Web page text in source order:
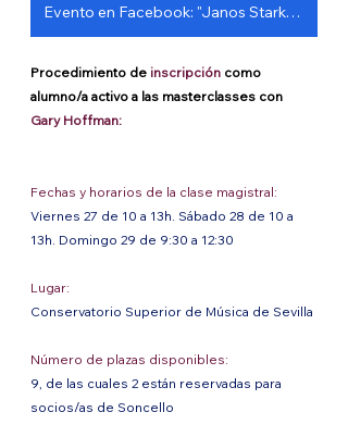
Evento en Facebook: "Janos Starker Centenario Sevilla"
Procedimiento de inscripción como
alumno/a activo a las masterclasses con
Gary Hoffman:
Fechas y horarios de la clase magistral:
Viernes 27 de 10 a 13h. Sábado 28 de 10 a
13h. Domingo 29 de 9:30 a 12:30
Lugar:
Conservatorio Superior de Música de Sevilla
Número de plazas disponibles:
9, de las cuales 2 están reservadas para
socios/as de Soncello